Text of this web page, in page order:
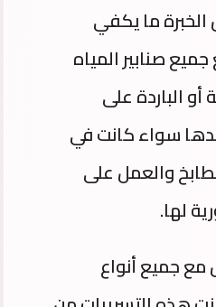
ما يكفي
صنابير المياه
الباردة على
سواء كانت في
والعمل على
لها.
مع جميع أنواع